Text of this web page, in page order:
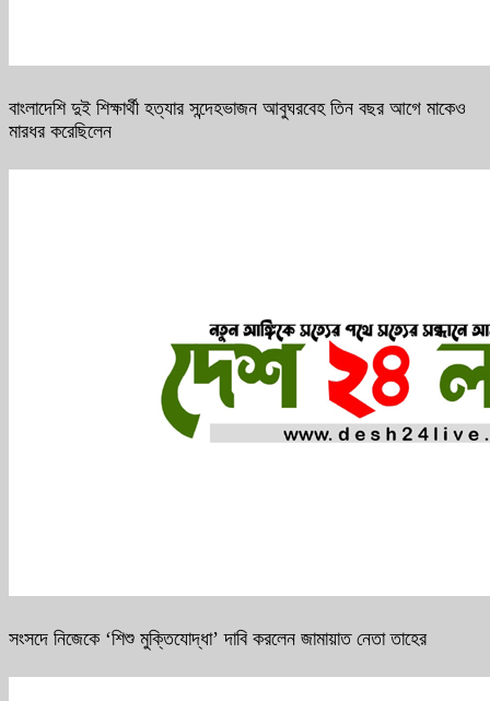
বাংলাদেশি দুই শিক্ষার্থী হত্যার সন্দেহভাজন আবুঘরবেহ তিন বছর আগে মাকেও
মারধর করেছিলেন
সংসদে নিজেকে ‘শিশু মুক্তিযোদ্ধা’ দাবি করলেন জামায়াত নেতা তাহের